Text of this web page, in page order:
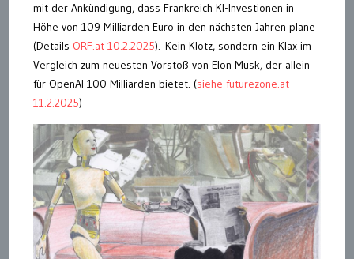
mit der Ankündigung, dass Frankreich KI-Investionen in
Höhe von 109 Milliarden Euro in den nächsten Jahren plane
(Details ORF.at 10.2.2025). Kein Klotz, sondern ein Klax im
Vergleich zum neuesten Vorstoß von Elon Musk, der allein
für OpenAI 100 Milliarden bietet. (siehe futurezone.at
11.2.2025)